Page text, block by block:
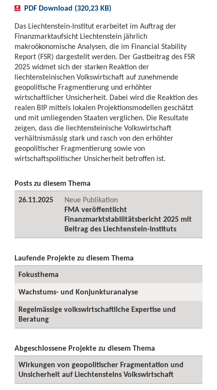
PDF Download (320,23 KB)
Das Liechtenstein-Institut erarbeitet im Auftrag der
Finanzmarktaufsicht Liechtenstein jährlich
makroökonomische Analysen, die im Financial Stability
Report (FSR) dargestellt werden. Der Gastbeitrag des FSR
2025 widmet sich der starken Reaktion der
liechtensteinischen Volkswirtschaft auf zunehmende
geopolitische Fragmentierung und erhöhter
wirtschaftlicher Unsicherheit. Dabei wird die Reaktion des
realen BIP mittels lokalen Projektionsmodellen geschätzt
und mit umliegenden Staaten verglichen. Die Resultate
zeigen, dass die liechtensteinische Volkswirtschaft
verhältnismässig stark und rasch von den erhöhter
geopolitischer Fragmentierung sowie von
wirtschaftspolitischer Unsicherheit betroffen ist.
Posts zu diesem Thema
26.11.2025
Neue Publikation
FMA veröffentlicht
Finanzmarktstabilitätsbericht 2025 mit
Beitrag des Liechtenstein-Instituts
Laufende Projekte zu diesem Thema
Fokusthema
Wachstums- und Konjunkturanalyse
Regelmässige volkswirtschaftliche Expertise und
Beratung
Abgeschlossene Projekte zu diesem Thema
Wirkungen von geopolitischer Fragmentation und
Unsicherheit auf Liechtensteins Volkswirtschaft